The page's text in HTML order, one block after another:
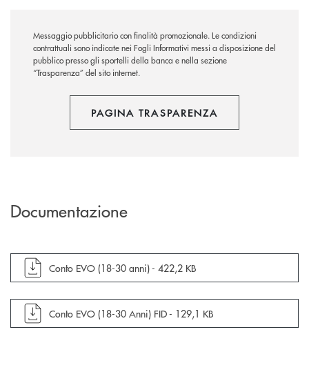
Messaggio pubblicitario con finalità promozionale. Le condizioni
contrattuali sono indicate nei Fogli Informativi messi a disposizione del
pubblico presso gli sportelli della banca e nella sezione
“Trasparenza” del sito internet.
PAGINA TRASPARENZA
Documentazione
apre documento in una nuova finestra
Conto EVO (18-30 anni) - 422,2 KB
apre documento in una nuova finestra
Conto EVO (18-30 Anni) FID - 129,1 KB